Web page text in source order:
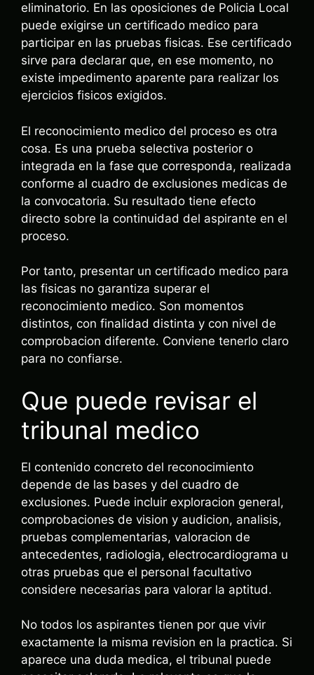
eliminatorio. En las oposiciones de Policia Local
puede exigirse un certificado medico para
participar en las pruebas fisicas. Ese certificado
sirve para declarar que, en ese momento, no
existe impedimento aparente para realizar los
ejercicios fisicos exigidos.
El reconocimiento medico del proceso es otra
cosa. Es una prueba selectiva posterior o
integrada en la fase que corresponda, realizada
conforme al cuadro de exclusiones medicas de
la convocatoria. Su resultado tiene efecto
directo sobre la continuidad del aspirante en el
proceso.
Por tanto, presentar un certificado medico para
las fisicas no garantiza superar el
reconocimiento medico. Son momentos
distintos, con finalidad distinta y con nivel de
comprobacion diferente. Conviene tenerlo claro
para no confiarse.
Que puede revisar el
tribunal medico
El contenido concreto del reconocimiento
depende de las bases y del cuadro de
exclusiones. Puede incluir exploracion general,
comprobaciones de vision y audicion, analisis,
pruebas complementarias, valoracion de
antecedentes, radiologia, electrocardiograma u
otras pruebas que el personal facultativo
considere necesarias para valorar la aptitud.
No todos los aspirantes tienen por que vivir
exactamente la misma revision en la practica. Si
aparece una duda medica, el tribunal puede